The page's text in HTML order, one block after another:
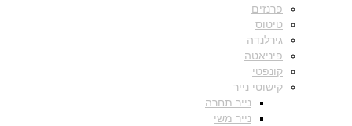
פרנזים
טיטוס
גירלנדה
פיניאטה
קונפטי
קישוטי נייר
נייר תחרה
נייר משי